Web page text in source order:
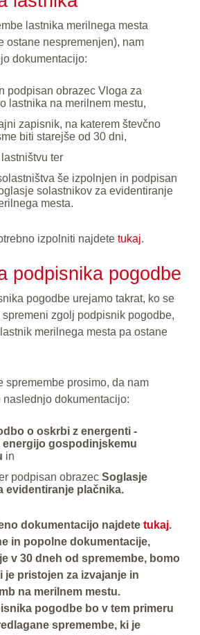
lastnika merilnega mesta
ostane nespremenjen), nam
dokumentacijo:
podpisan obrazec Vloga za
lastnika na merilnem mestu,
zapisnik, na katerem števčno
biti starejše od 30 dni,
ter
še izpolnjen in podpisan
solastnikov za evidentiranje
mesta.
izpolniti najdete tukaj.
podpisnika pogodbe
pogodbe urejamo takrat, ko se
zgolj podpisnik pogodbe,
merilnega mesta pa ostane
spremembe prosimo, da nam
naslednjo dokumentacijo:
o oskrbi z energenti -
gospodinjskemu
in
podpisan obrazec Soglasje
evidentiranje plačnika.
dokumentacijo najdete tukaj.
in popolne dokumentacije,
v 30 dneh od spremembe, bomo
je pristojen za izvajanje in
na merilnem mestu.
pogodbe bo v tem primeru
spremembe, ki je